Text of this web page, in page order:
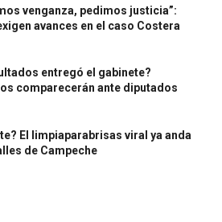
venganza, pedimos justicia”:
avances en el caso Costera
entregó el gabinete?
comparecerán ante diputados
El limpiaparabrisas viral ya anda
de Campeche